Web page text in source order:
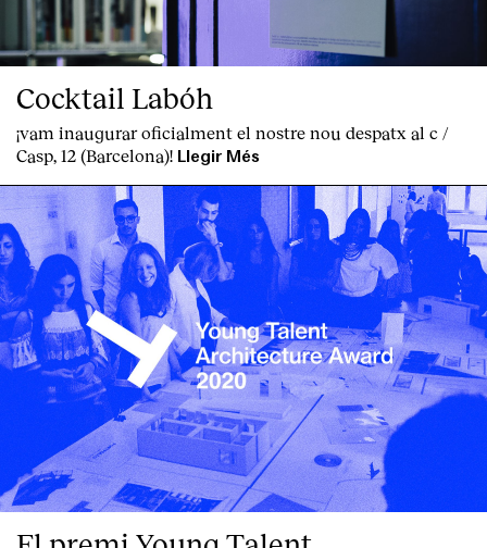
Cocktail Labóh
¡vam inaugurar oficialment el nostre nou despatx al c /
Casp, 12 (Barcelona)! Llegir Més